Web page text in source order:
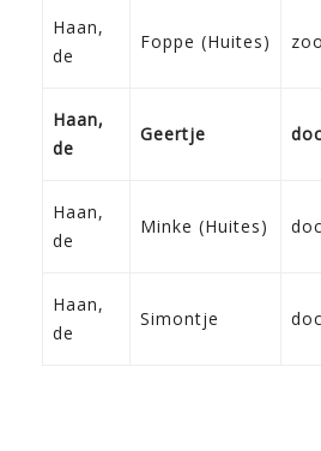
Haan,
de
Foppe (Huites)
Haan,
de
Geertje
Haan,
de
Minke (Huites)
Haan,
de
Simontje